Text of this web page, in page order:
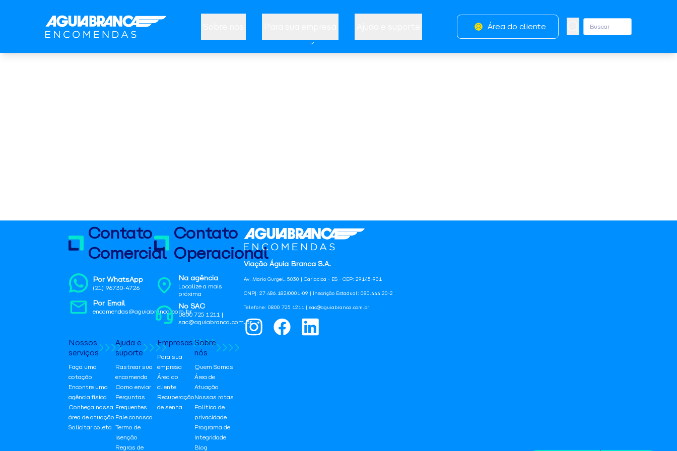
Área do cliente
Viação Águia Branca S.A.
Av. Mario Gurgel, 5030 | Cariacica - ES - CEP: 29145-901
CNPJ: 27.486.182/0001-09 | Inscrição Estadual: 080.444.20-2
Telefone: 0800 725 1211 | sac@aguiabranca.com.br
Contato
Comercial
Por WhatsApp
(21) 96730-4726
Por Email
encomendas@aguiabranca.com.br
Contato
Operacional
Na agência
Localize a mais
próxima
No SAC
0800 725 1211 |
sac@aguiabranca.com.br
Nossos
serviços
Faça uma
cotação
Encontre uma
agência física
Conheça nossa
área de atuação
Solicitar coleta
Ajuda e
suporte
Rastrear sua
encomenda
Como enviar
Perguntas
Frequentes
Fale conosco
Termo de
isenção
Regras de
Empresas
Para sua
empresa
Área do
cliente
Recuperação
de senha
Sobre
nós
Quem Somos
Área de
Atuação
Nossas rotas
Política de
privacidade
Programa de
Integridade
Blog